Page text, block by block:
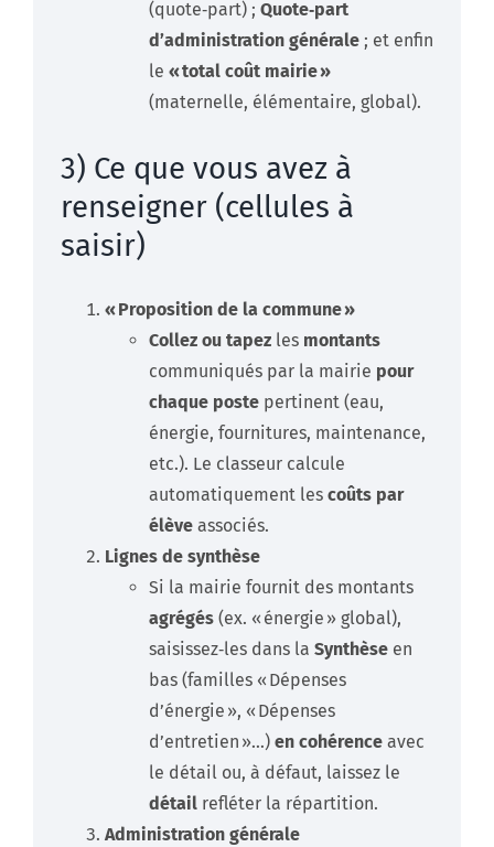
(quote‑part) ; Quote‑part
d’administration générale ; et enfin
le « total coût mairie »
(maternelle, élémentaire, global).
3) Ce que vous avez à
renseigner (cellules à
saisir)
« Proposition de la commune »
Collez ou tapez les montants
communiqués par la mairie pour
chaque poste pertinent (eau,
énergie, fournitures, maintenance,
etc.). Le classeur calcule
automatiquement les coûts par
élève associés.
Lignes de synthèse
Si la mairie fournit des montants
agrégés (ex. « énergie » global),
saisissez‑les dans la Synthèse en
bas (familles « Dépenses
d’énergie », « Dépenses
d’entretien »…) en cohérence avec
le détail ou, à défaut, laissez le
détail refléter la répartition.
Administration générale